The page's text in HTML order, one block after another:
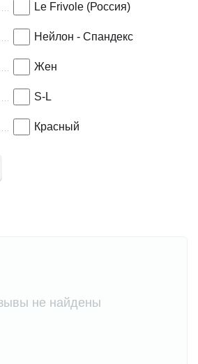
Le Frivole (Россия)
Нейлон - Спандекс
Жен
S-L
Красный
не найдены